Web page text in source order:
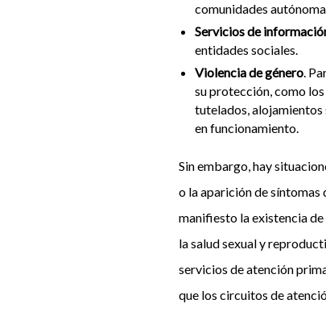
comunidades
Servicios de
entidades sociales.
Violencia de género.
su protección, como
tutelados, alojamientos
en funcionamiento.
Sin embargo, hay
o la aparición de síntomas
manifiesto la existencia
la salud sexual y
servicios de atención
que los circuitos de